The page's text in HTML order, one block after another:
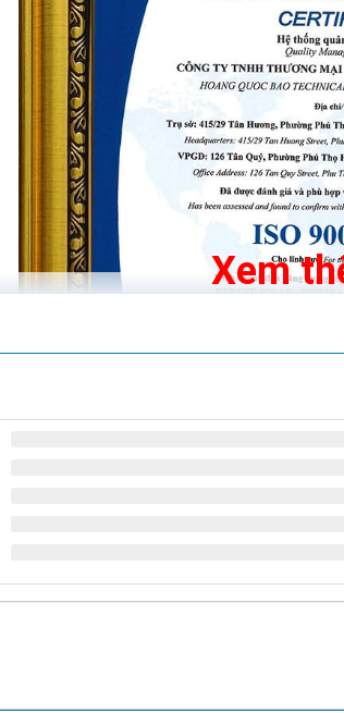
ngoài trời ở các điều kiện thời tiết mưa,
Xem